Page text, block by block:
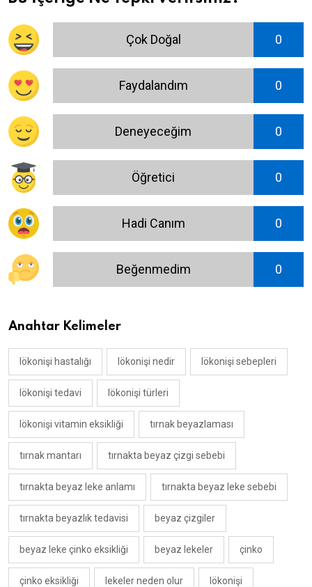
Çok Doğal 0
Faydalandım 0
Deneyeceğim 0
Öğretici 0
Hadi Canım 0
Beğenmedim 0
Anahtar Kelimeler
lökonişi hastalığı lökonişi nedir lökonişi sebepleri
lökonişi tedavi lökonişi türleri
lökonişi vitamin eksikliği tırnak beyazlaması
tırnak mantarı tırnakta beyaz çizgi sebebi
tırnakta beyaz leke anlamı tırnakta beyaz leke sebebi
tırnakta beyazlık tedavisi beyaz çizgiler
beyaz leke çinko eksikliği beyaz lekeler çinko
çinko eksikliği lekeler neden olur lökonişi